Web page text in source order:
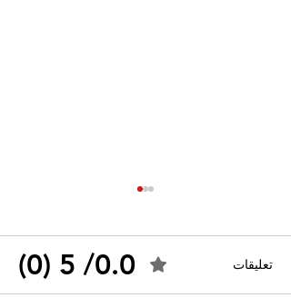
تعليقات 0.0/ 5 (0)